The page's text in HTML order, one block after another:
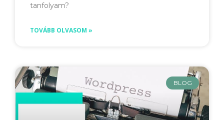
tanfolyam?
TOVÁBB OLVASOM »
BLOG